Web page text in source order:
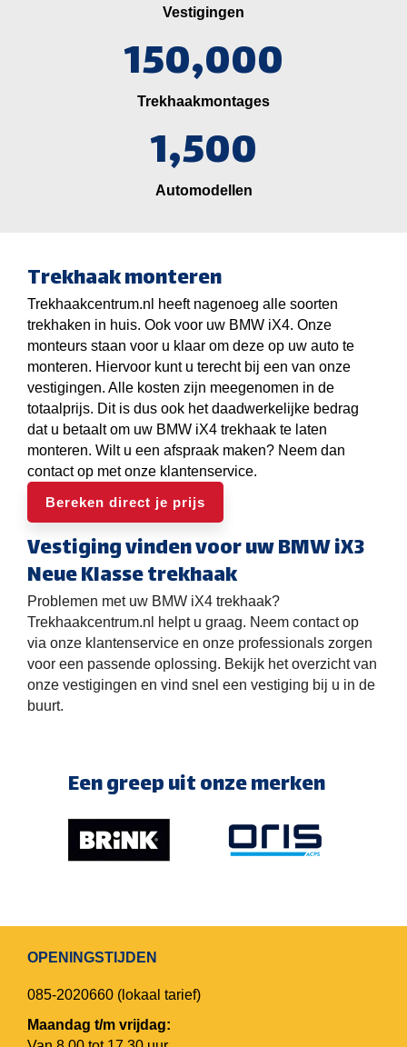
Vestigingen
150,000
Trekhaakmontages
1,500
Automodellen
Trekhaak monteren
Trekhaakcentrum.nl heeft nagenoeg alle soorten
trekhaken in huis. Ook voor uw BMW iX4. Onze
monteurs staan voor u klaar om deze op uw auto te
monteren. Hiervoor kunt u terecht bij een van onze
vestigingen. Alle kosten zijn meegenomen in de
totaalprijs. Dit is dus ook het daadwerkelijke bedrag
dat u betaalt om uw BMW iX4 trekhaak te laten
monteren. Wilt u een afspraak maken? Neem dan
contact op met onze klantenservice.
Bereken direct je prijs
Vestiging vinden voor uw BMW iX3
Neue Klasse trekhaak
Problemen met uw BMW iX4 trekhaak?
Trekhaakcentrum.nl helpt u graag. Neem contact op
via onze klantenservice en onze professionals zorgen
voor een passende oplossing. Bekijk het overzicht van
onze vestigingen en vind snel een vestiging bij u in de
buurt.
Een greep uit onze merken
OPENINGSTIJDEN
085-2020660 (lokaal tarief)
Maandag t/m vrijdag: